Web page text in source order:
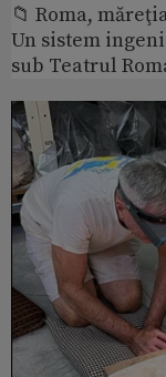
📁 Roma,
Un sistem
sub Teatrul